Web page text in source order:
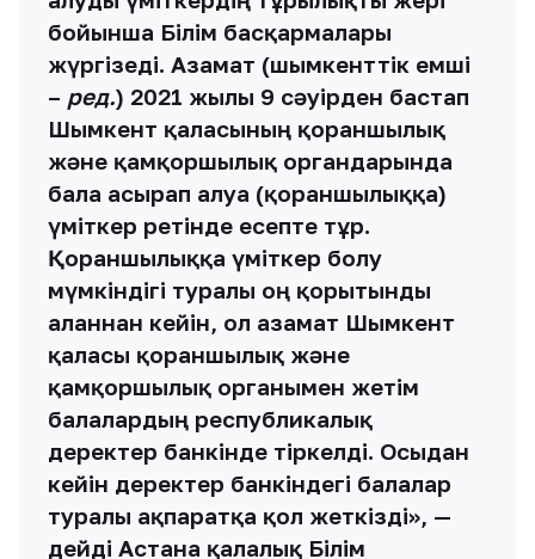
бойынша Білім басқармалары
жүргізеді. Азамат (шымкенттік емші
– ред.) 2021 жылғы 9 сәуірден бастап
Шымкент қаласының қорғаншылық
және қамқоршылық органдарында
бала асырап алуға (қорғаншылыққа)
үміткер ретінде есепте тұр.
Қорғаншылыққа үміткер болу
мүмкіндігі туралы оң қорытынды
алғаннан кейін, ол азамат Шымкент
қаласы қорғаншылық және
қамқоршылық органымен жетім
балалардың республикалық
деректер банкінде тіркелді. Осыдан
кейін деректер банкіндегі балалар
туралы ақпаратқа қол жеткізді», —
дейді Астана қалалық Білім